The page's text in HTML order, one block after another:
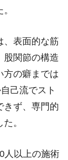
、表面的な筋
股関節の構造
方の癖までは
己流でスト
きず、専門的
。
人以上の施術